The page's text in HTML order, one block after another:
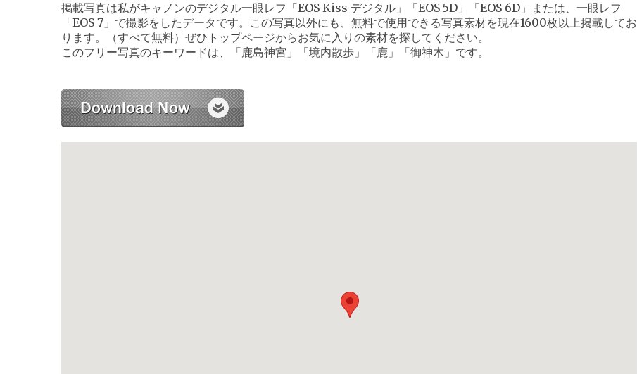
掲載写真は私がキャノンのデジタル一眼レフ「EOS Kiss デジタル」「EOS 5D」「EOS 6D」または、一眼レフ
「EOS 7」で撮影をしたデータです。この写真以外にも、無料で使用できる写真素材を現在1600枚以上掲載してお
ります。（すべて無料）ぜひトップページからお気に入りの素材を探してください。
このフリー写真のキーワードは、「鹿島神宮」「境内散歩」「鹿」「御神木」です。